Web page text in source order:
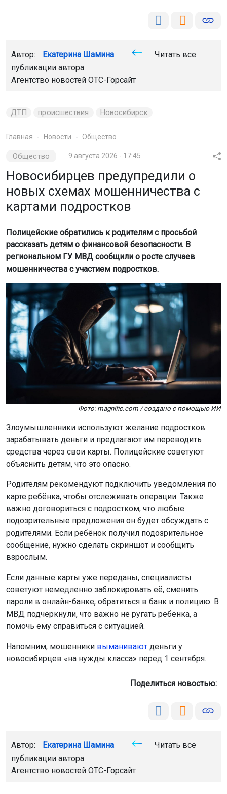
Автор: Екатерина Шамина
Читать все
публикации автора
Агентство новостей ОТС-Горсайт
ДТП происшествия Новосибирск
Главная Новости Общество
Общество 9 августа 2026 - 17:45
Новосибирцев предупредили о
новых схемах мошенничества с
картами подростков
Полицейские обратились к родителям с просьбой
рассказать детям о финансовой безопасности. В
региональном ГУ МВД сообщили о росте случаев
мошенничества с участием подростков.
Фото: magnific.com / создано с помощью ИИ
Злоумышленники используют желание подростков
зарабатывать деньги и предлагают им переводить
средства через свои карты. Полицейские советуют
объяснить детям, что это опасно.
Родителям рекомендуют подключить уведомления по
карте ребёнка, чтобы отслеживать операции. Также
важно договориться с подростком, что любые
подозрительные предложения он будет обсуждать с
родителями. Если ребёнок получил подозрительное
сообщение, нужно сделать скриншот и сообщить
взрослым.
Если данные карты уже переданы, специалисты
советуют немедленно заблокировать её, сменить
пароли в онлайн-банке, обратиться в банк и полицию. В
МВД подчеркнули, что важно не ругать ребёнка, а
помочь ему справиться с ситуацией.
Напомним, мошенники выманивают деньги у
новосибирцев «на нужды класса» перед 1 сентября.
Поделиться новостью:
Автор: Екатерина Шамина
Читать все
публикации автора
Агентство новостей ОТС-Горсайт